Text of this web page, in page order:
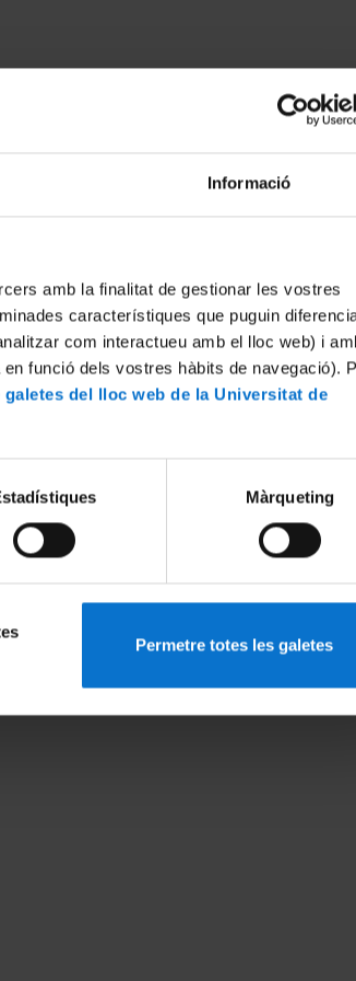
Informació
amb la finalitat de gestionar les vostres
característiques que puguin
com interactueu amb el lloc web) i
funció dels vostres hàbits de navegació).
galetes del lloc web de la Universitat de
Màrqueting
Permetre totes les galetes
Documental del barri de
2011
8 April,
II: Urban
and the creative
by Zoltan Kovacs
Round
28 May,